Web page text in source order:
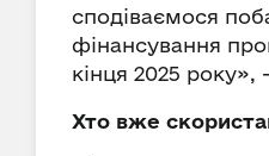
сподіваємося
фінансування
кінця 2025 року»,
Хто вже